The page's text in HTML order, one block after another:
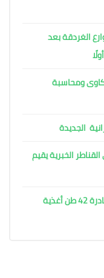
الغردقة بعد
ومحاسبة
الجديدة
الخبرية يقيم
ضربة قوية لتجار اللحوم الفاسدة ومصادرة 42 طن أغذية